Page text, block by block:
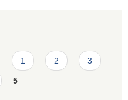
1 2 3
5